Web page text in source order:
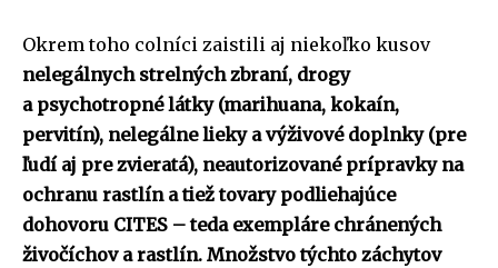
Okrem toho colníci zaistili aj niekoľko kusov
nelegálnych strelných zbraní, drogy
a psychotropné látky (marihuana, kokaín,
pervitín), nelegálne lieky a výživové doplnky (pre
ľudí aj pre zvieratá), neautorizované prípravky na
ochranu rastlín a tiež tovary podliehajúce
dohovoru CITES – teda exempláre chránených
živočíchov a rastlín. Množstvo týchto záchytov